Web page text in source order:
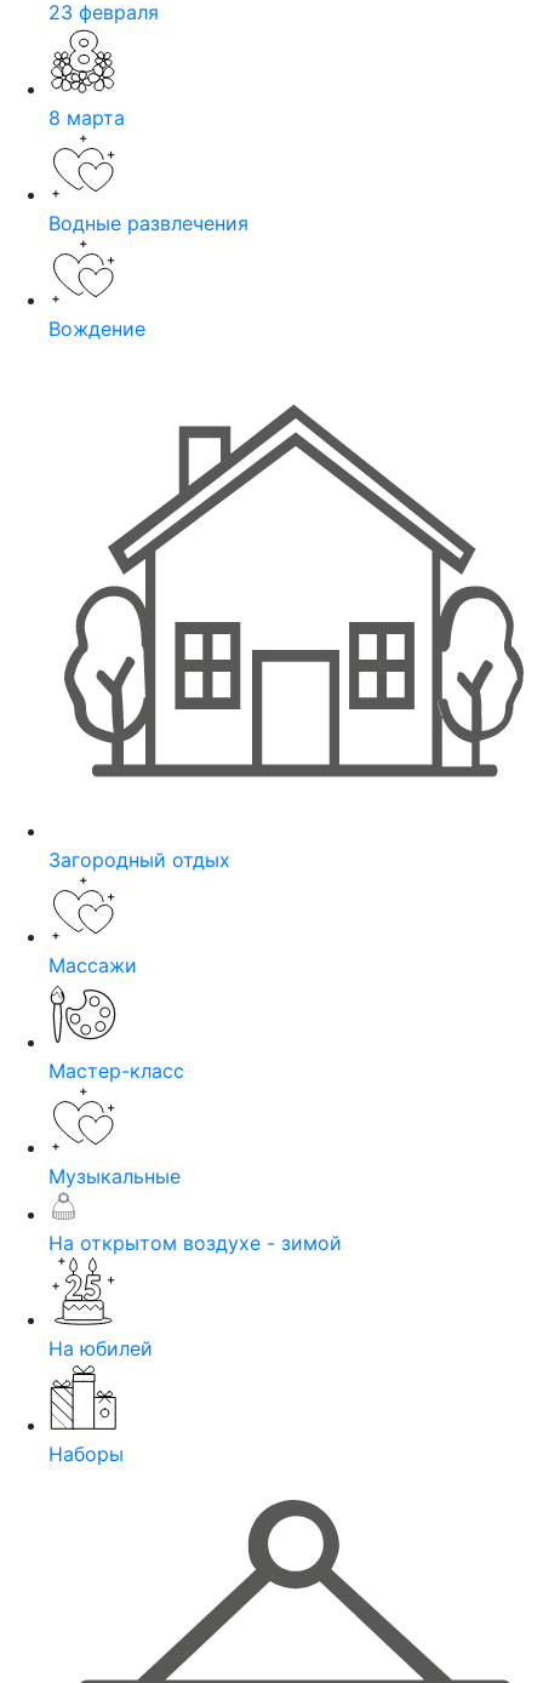
23 февраля
8 марта
Водные развлечения
Вождение
Загородный отдых
Массажи
Мастер-класс
Музыкальные
На открытом воздухе - зимой
На юбилей
Наборы